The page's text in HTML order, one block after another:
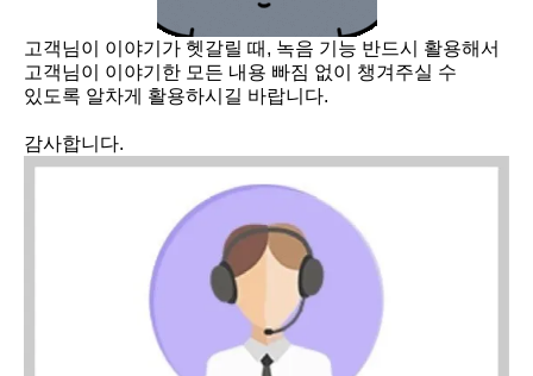
고객님이 이야기가 헷갈릴 때, 녹음 기능 반드시 활용해서
고객님이 이야기한 모든 내용 빠짐 없이 챙겨주실 수
있도록 알차게 활용하시길 바랍니다.
감사합니다.